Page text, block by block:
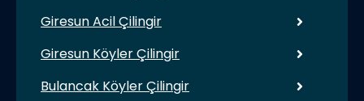
Giresun Acil Çilingir
Giresun Köyler Çilingir
Bulancak Köyler Çilingir